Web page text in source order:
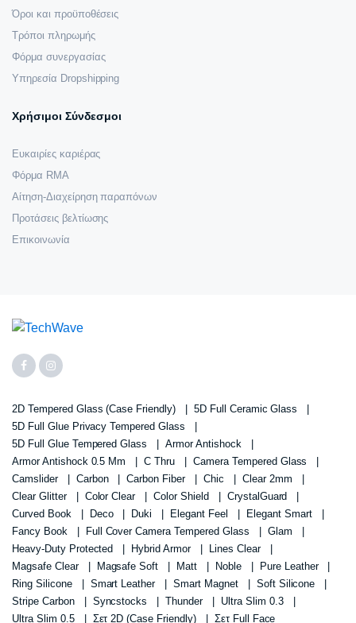
Όροι και προϋποθέσεις
Τρόποι πληρωμής
Φόρμα συνεργασίας
Υπηρεσία Dropshipping
Χρήσιμοι Σύνδεσμοι
Ευκαιρίες καριέρας
Φόρμα RMA
Αίτηση-Διαχείρηση παραπόνων
Προτάσεις βελτίωσης
Επικοινωνία
2D Tempered Glass (case Friendly)
5D Full Ceramic Glass
5D Full Glue Privacy Tempered Glass
5D Full Glue Tempered Glass
Armor Antishock
Armor Antishock 0.5 Mm
C Thru
Camera Tempered Glass
Camslider
Carbon Carbon Fiber Chic
Clear 2mm
Clear Glitter
Color Clear Color Shield
CrystalGuard
Curved Book
Deco Duki Elegant Feel
Elegant Smart
Fancy Book
Full Cover Camera Tempered Glass
Glam
Heavy-Duty Protected
Hybrid Armor
Lines Clear
Magsafe Clear
Magsafe Soft Matt Noble
Pure Leather
Ring Silicone
Smart Leather Smart Magnet
Soft Silicone
Stripe Carbon
Syncstocks Thunder
Ultra Slim 0.3
Ultra Slim 0.5
Σετ 2D (case Friendly) Σετ Full Face